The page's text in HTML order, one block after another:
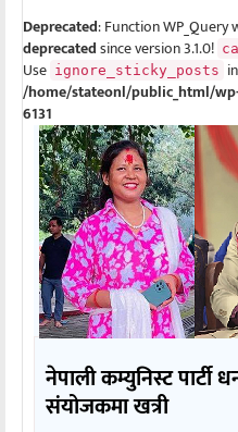
Deprecated: Function
deprecatedsince version 3.1.0!
Use ignore_sticky_posts
/home/stateonl/public_html/
6131
नेपाली कम्युनिस्ट पार्टी
संयोजकमा खत्री